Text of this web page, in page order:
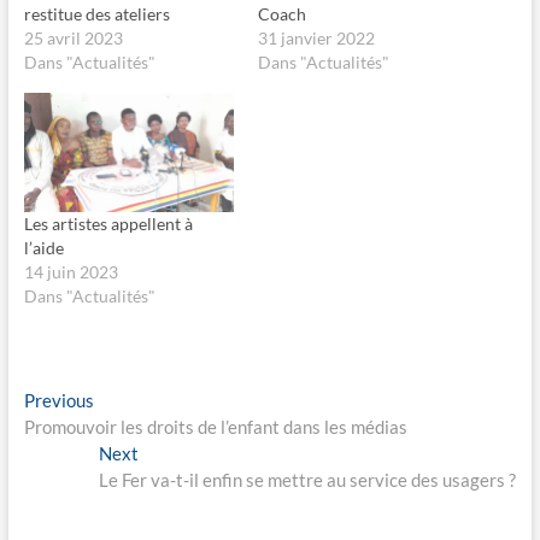
r
s
u
r
e
b
o
o
k
(
o
u
r
e
d
n
o
u
r
r
o
u
r
e
d
a
n
s
n
f
e
n
ê
t
restitue des ateliers
25 avril 2023
Dans "Actualités"
Coach
31 janvier 2022
Dans "Actualités"
Les artistes appellent à
l’aide
14 juin 2023
Dans "Actualités"
Navigation
de
l’article
PreviousPrevious
post:
Promouvoir les droits de l’enfant dans les médias
Next
post:
Le Fer va-t-il enfin se mettre au service des usagers ?